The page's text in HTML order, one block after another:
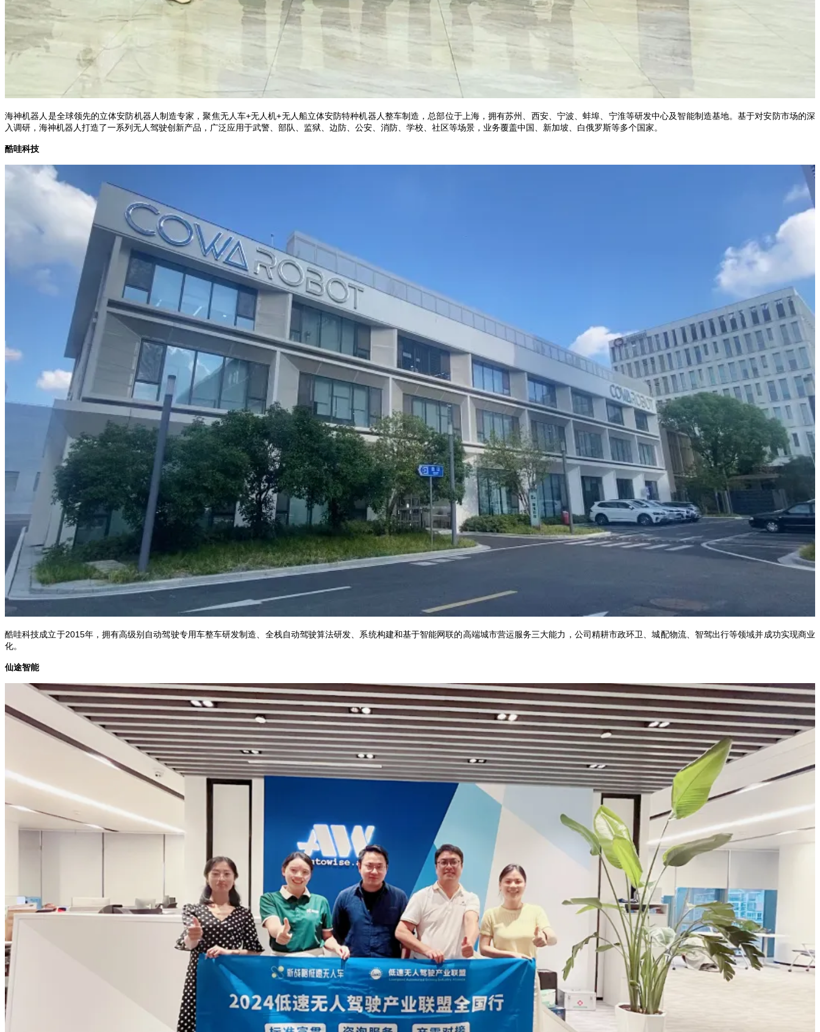
海神机器人是全球领先的立体安防机器人制造专家，聚焦无人车+无人机+无人船立体安防特种机器人整车制造，总部位于上海，拥有苏州、西安、宁波、蚌埠、宁淮等研发中心及智能制造基地。基于对安防市场的深
入调研，海神机器人打造了一系列无人驾驶创新产品，广泛应用于武警、部队、监狱、边防、公安、消防、学校、社区等场景，业务覆盖中国、新加坡、白俄罗斯等多个国家。
酷哇科技
酷哇科技成立于2015年，拥有高级别自动驾驶专用车整车研发制造、全栈自动驾驶算法研发、系统构建和基于智能网联的高端城市营运服务三大能力，公司精耕市政环卫、城配物流、智驾出行等领域并成功实现商业
化。
仙途智能